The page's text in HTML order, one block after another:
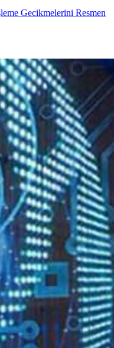
Gecikmelerini Resmen